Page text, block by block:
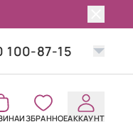
100-87-15
ИЗБРАННОЕАККАУНТ